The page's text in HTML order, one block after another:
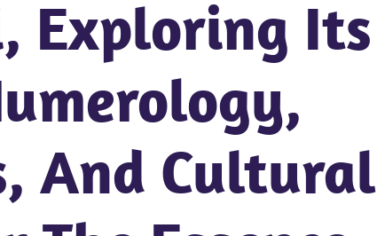
Exploring Its
And Cultural